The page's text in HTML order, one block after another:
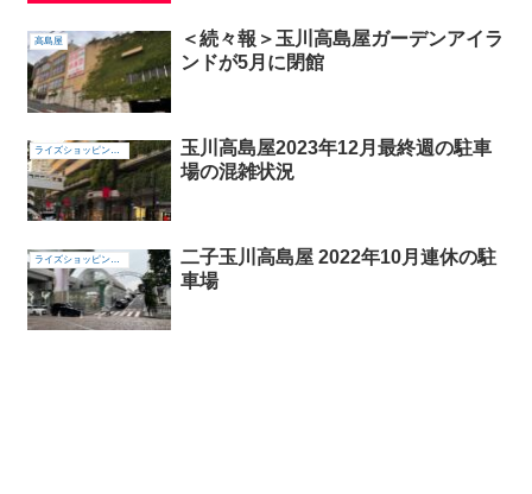
高島屋
＜続々報＞玉川高島屋ガーデンアイラ
ンドが5月に閉館
ライズショッピングセンター
玉川高島屋2023年12月最終週の駐車
場の混雑状況
ライズショッピングセンター
二子玉川高島屋 2022年10月連休の駐
車場